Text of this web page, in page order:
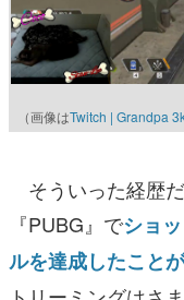
（画像はTwitch | Grandpa
そういった経歴
『PUBG』でショ
ルを達成したこと